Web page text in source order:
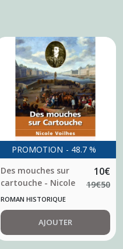
PROMOTION - 48.7 %
Des mouches sur
cartouche - Nicole
Voilhes
10€
19€50
ROMAN HISTORIQUE
AJOUTER